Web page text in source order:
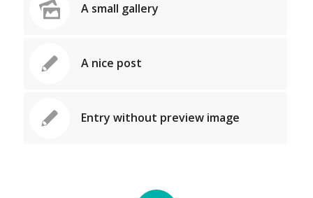
A small gallery
A nice post
Entry without preview image